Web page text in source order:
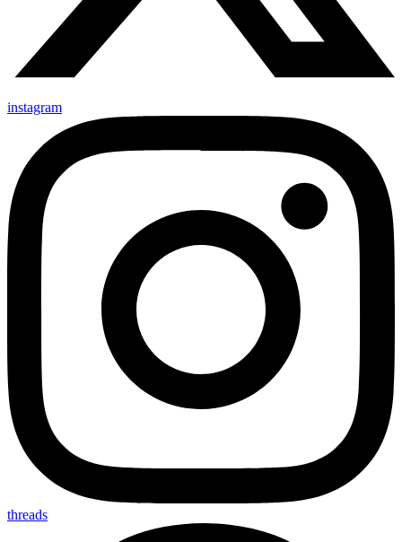
instagram
threads